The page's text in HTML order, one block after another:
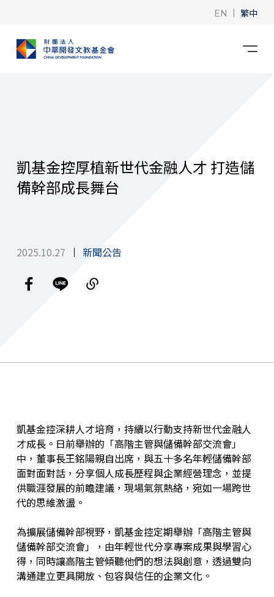
EN | 繁中
凱基金控厚植新世代金融人才 打造儲
備幹部成長舞台
2025.10.27 新聞公告
凱基金控深耕人才培育，持續以行動支持新世代金融人
才成長。日前舉辦的「高階主管與儲備幹部交流會」
中，董事長王銘陽親自出席，與五十多名年輕儲備幹部
面對面對話，分享個人成長歷程與企業經營理念，並提
供職涯發展的前瞻建議，現場氣氛熱絡，宛如一場跨世
代的思維激盪。
為擴展儲備幹部視野，凱基金控定期舉辦「高階主管與
儲備幹部交流會」，由年輕世代分享專案成果與學習心
得，同時讓高階主管傾聽他們的想法與創意，透過雙向
溝通建立更具開放、包容與信任的企業文化。